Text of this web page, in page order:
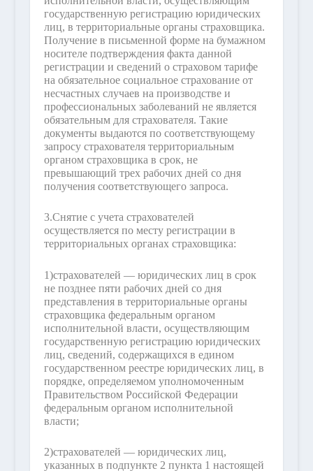
государственную регистрацию юридических
лиц, в территориальные органы страховщика.
Получение в письменной форме на бумажном
носителе подтверждения факта данной
регистрации и сведений о страховом тарифе
на обязательное социальное страхование от
несчастных случаев на производстве и
профессиональных заболеваний не является
обязательным для страхователя. Такие
документы выдаются по соответствующему
запросу страхователя территориальным
органом страховщика в срок, не
превышающий трех рабочих дней со дня
получения соответствующего запроса.
3.Снятие с учета страхователей
осуществляется по месту регистрации в
территориальных органах страховщика:
1)страхователей — юридических лиц в срок
не позднее пяти рабочих дней со дня
представления в территориальные органы
страховщика федеральным органом
исполнительной власти, осуществляющим
государственную регистрацию юридических
лиц, сведений, содержащихся в едином
государственном реестре юридических лиц, в
порядке, определяемом уполномоченным
Правительством Российской Федерации
федеральным органом исполнительной
власти;
2)страхователей — юридических лиц,
указанных в подпункте 2 пункта 1 настоящей